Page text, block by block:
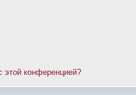
этой конференцией?